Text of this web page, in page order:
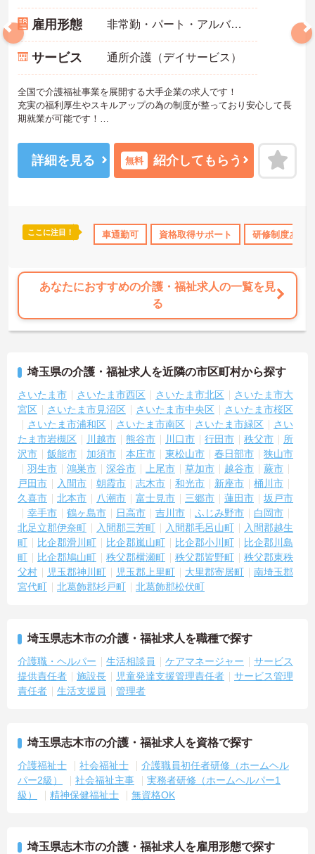
ボーナス・賞与あり 社会保険完備 交通費支給
雇用形態 非常勤・パート・アルバイト
サービス 通所介護（デイサービス）
全国で介護福祉事業を展開する大手企業の求人です！
充実の福利厚生やスキルアップの為の制度が整っており安心して長
期就業が可能です！
すのでお気軽にご相談ください。
詳細を見る 無料 紹介してもらう
ここに注目！ 車通勤可 資格取得サポート 研修制度あり
あなたにおすすめの介護・福祉求人の一覧を見
る
埼玉県の介護・福祉求人を近隣の市区町村から探す
さいたま市 さいたま市西区 さいたま市北区
さいたま市大
宮区
さいたま市見沼区 さいたま市中央区
さいたま市桜区
さいたま市浦和区
さいたま市南区 さいたま市緑区
さい
たま市岩槻区
川越市 熊谷市 川口市 行田市 秩父市
所
沢市
飯能市 加須市 本庄市 東松山市 春日部市
狭山市
羽生市
鴻巣市 深谷市 上尾市 草加市 越谷市
蕨市
戸田市
入間市 朝霞市 志木市 和光市 新座市
桶川市
久喜市
北本市 八潮市 富士見市 三郷市 蓮田市
坂戸市
幸手市
鶴ヶ島市 日高市 吉川市 ふじみ野市
白岡市
北足立郡伊奈町
入間郡三芳町 入間郡毛呂山町
入間郡越生
町
比企郡滑川町 比企郡嵐山町 比企郡小川町
比企郡川島
町
比企郡鳩山町 秩父郡横瀬町 秩父郡皆野町
秩父郡東秩
父村
児玉郡神川町 児玉郡上里町 大里郡寄居町
南埼玉郡
宮代町
北葛飾郡杉戸町 北葛飾郡松伏町
埼玉県志木市の介護・福祉求人を職種で探す
介護職・ヘルパー 生活相談員 ケアマネージャー
サービス
提供責任者
施設長 児童発達支援管理責任者
サービス管理
責任者
生活支援員 管理者
埼玉県志木市の介護・福祉求人を資格で探す
介護福祉士 社会福祉士
介護職員初任者研修（ホームヘル
パー2級）
社会福祉主事
実務者研修（ホームヘルパー1
級）
精神保健福祉士 無資格OK
埼玉県志木市の介護・福祉求人を雇用形態で探す